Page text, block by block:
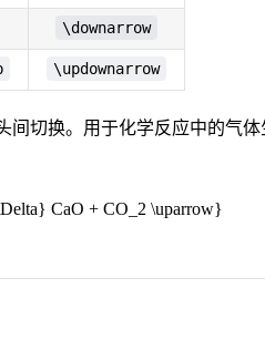
\downarrow
\updownarrow
间切换。用于化学反应中的气体
CaO + CO_2 \uparrow}